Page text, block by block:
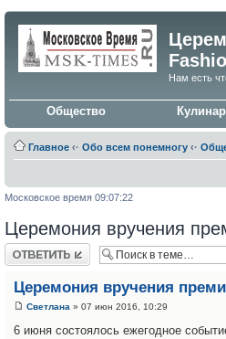
Нам есть
Общество
Главное ‹· Обо всем понемногу ‹·
Московское время 09:07:22
Церемония вручения
Ответить
Церемония вручения
Светлана » 07 июн 2016, 10:29
6 июня состоялось ежегодное